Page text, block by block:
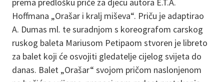
Hoffmana „Orašar i kralj miševa“. Priču je adaptirao
A. Dumas ml. te suradnjom s koreografom carskog
ruskog baleta Mariusom Petipaom stvoren je libreto
za balet koji će osvojiti gledatelje cijelog svijeta do
danas. Balet „Orašar“ svojom pričom naslonjenom